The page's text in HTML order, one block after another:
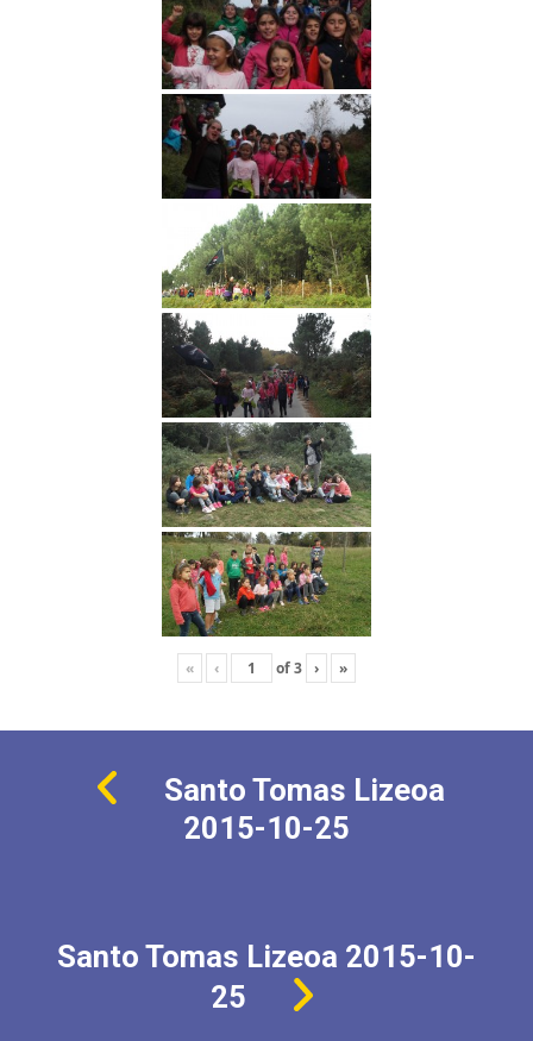
« ‹ of3 › »
Santo Tomas Lizeoa
2015-10-25
Santo Tomas Lizeoa 2015-10-
25